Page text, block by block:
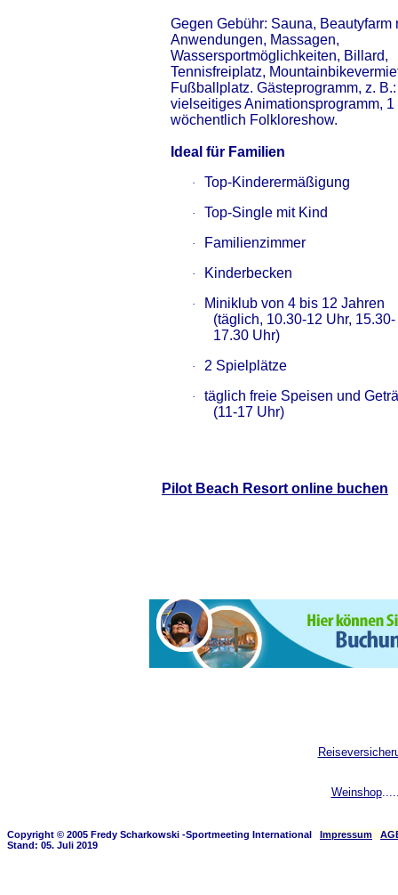
Gegen Gebühr: Sauna, Beautyfarm
Anwendungen, Massagen,
Wassersportmöglichkeiten, Billard,
Tennisfreiplatz,
Fußballplatz. Gästeprogramm, z. B.:
vielseitiges Animationsprogramm, 1
wöchentlich Folkloreshow.
Ideal für Familien
· Top-Kinderermäßigung
· Top-Single mit Kind
· Familienzimmer
· Kinderbecken
·
Miniklub von 4 bis 12 Jahren
(täglich, 10.30-12 Uhr, 15.30-
17.30 Uhr)
· 2 Spielplätze
·
täglich freie Speisen und
(11-17 Uhr)
Pilot Beach Resort online buchen
Weinshop
Copyright © 2005 Fredy Scharkowski -Sportmeeting International Impressum
Stand: 05. Juli 2019